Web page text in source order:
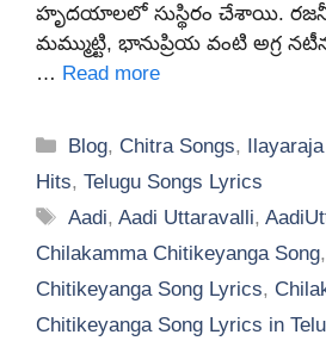
హృదయాలలో సుస్థిరం చేశాయి.
మమ్ముట్టి, భానుప్రియ వంటి అగ్ర
… Read more
Categories
Blog, Chitra Songs,
Hits, Telugu Songs Lyrics
Tags
Aadi,Aadi Uttaravalli,
Chilakamma Chitikeyanga Song,
Chitikeyanga Song Lyrics,
Chitikeyanga Song Lyrics in